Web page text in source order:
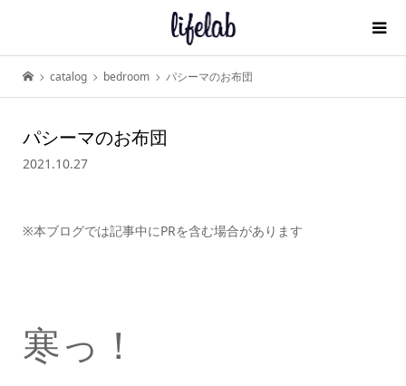
catalog bedroom パシーマのお布団
パシーマのお布団
2021.10.27
※本ブログでは記事中にPRを含む場合があります
寒っ！